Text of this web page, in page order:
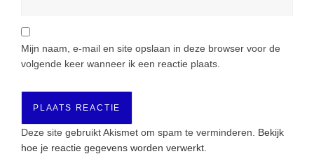
Mijn naam, e-mail en site opslaan in deze browser voor de
volgende keer wanneer ik een reactie plaats.
Deze site gebruikt Akismet om spam te verminderen. Bekijk
hoe je reactie gegevens worden verwerkt